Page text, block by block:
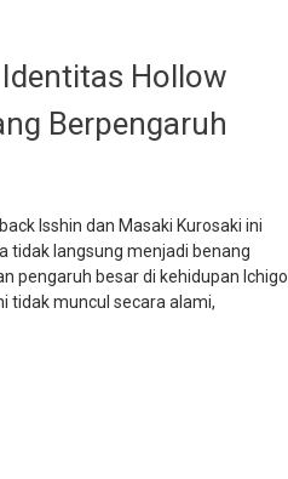
Hollow
Berpengaruh
Isshin dan Masaki Kurosaki ini
tidak langsung menjadi benang
pengaruh besar di kehidupan Ichigo
tidak muncul secara alami,